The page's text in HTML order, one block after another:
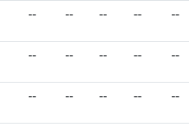
-- -- -- -- --
-- -- -- -- --
-- -- -- -- --